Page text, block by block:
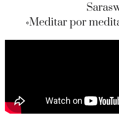
«Meditar por